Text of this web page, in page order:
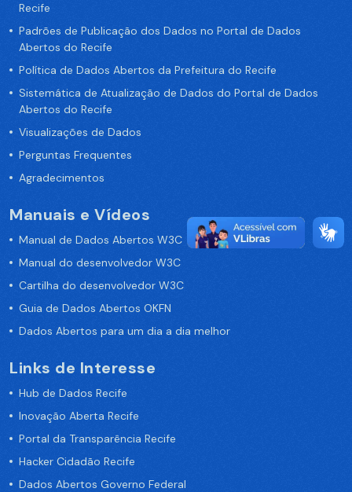
Recife
Padrões de Publicação dos Dados no Portal de Dados
Abertos do Recife
Política de Dados Abertos da Prefeitura do Recife
Sistemática de Atualização de Dados do Portal de Dados
Abertos do Recife
Visualizações de Dados
Perguntas Frequentes
Agradecimentos
Manuais e Vídeos
Manual de Dados Abertos W3C
Manual do desenvolvedor W3C
Cartilha do desenvolvedor W3C
Guia de Dados Abertos OKFN
Dados Abertos para um dia a dia melhor
Links de Interesse
Hub de Dados Recife
Inovação Aberta Recife
Portal da Transparência Recife
Hacker Cidadão Recife
Dados Abertos Governo Federal